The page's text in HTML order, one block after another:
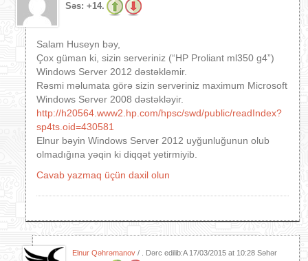
Səs: +14.
Salam Huseyn bəy,
Çox güman ki, sizin serveriniz (“HP Proliant ml350 g4”)
Windows Server 2012 dəstəkləmir.
Rəsmi məlumata görə sizin serveriniz maximum Microsoft
Windows Server 2008 dəstəkləyir.
http://h20564.www2.hp.com/hpsc/swd/public/readIndex?
sp4ts.oid=430581
Elnur bəyin Windows Server 2012 uyğunluğunun olub
olmadığına yəqin ki diqqət yetirmiyib.
Cavab yazmaq üçün daxil olun
Elnur Qəhrəmanov / . Dərc edilib:A 17/03/2015 at 10:28 Səhər